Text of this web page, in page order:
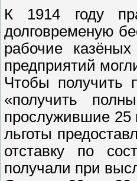
К 1914 году
долговременую
рабочие
предприятий
Чтобы получить
«получить
прослужившие 25
льготы
отставку по
получали при